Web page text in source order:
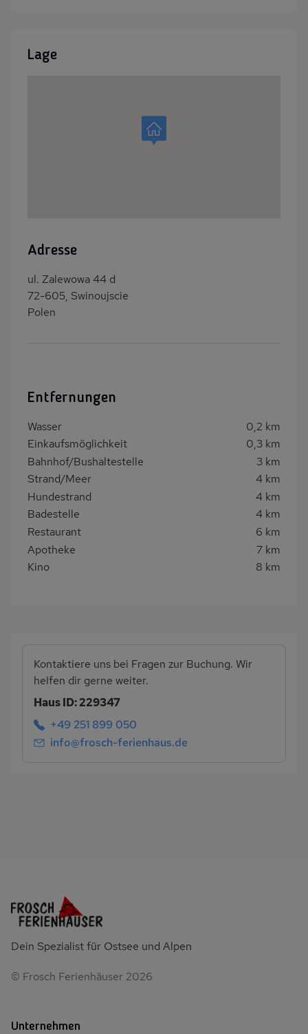
Lage
Adresse
ul. Zalewowa 44 d
72-605, Swinoujscie
Polen
Entfernungen
Wasser
0,2 km
Einkaufsmöglichkeit
0,3 km
Bahnhof/Bushaltestelle
3 km
Strand/Meer
4 km
Hundestrand
4 km
Badestelle
4 km
Restaurant
6 km
Apotheke
7 km
Kino
8 km
Kontaktiere uns bei Fragen zur Buchung. Wir
helfen dir gerne weiter.
Haus ID: 229347
+49 251 899 050
info@frosch-ferienhaus.de
Dein Spezialist für Ostsee und Alpen
© Frosch Ferienhäuser 2026
Unternehmen